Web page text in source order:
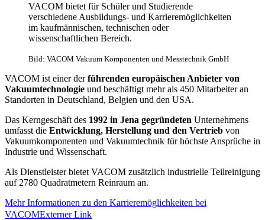
VACOM bietet für Schüler und Studierende
verschiedene Ausbildungs- und Karrieremöglichkeiten
im kaufmännischen, technischen oder
wissenschaftlichen Bereich.
Bild: VACOM Vakuum Komponenten und Messtechnik GmbH
VACOM ist einer derführenden europäischen Anbieter von
Vakuumtechnologie und beschäftigt mehr als 450 Mitarbeiter an
Standorten in Deutschland, Belgien und den USA.
Das Kerngeschäft des 1992 in Jena gegründeten Unternehmens
umfasst die Entwicklung, Herstellung und den Vertrieb von
Vakuumkomponenten und Vakuumtechnik für höchste Ansprüche in
Industrie und Wissenschaft.
Als Dienstleister bietet VACOM zusätzlich industrielle Teilreinigung
auf 2780 Quadratmetern Reinraum an.
Mehr Informationen zu den Karrieremöglichkeiten bei
VACOMExterner Link